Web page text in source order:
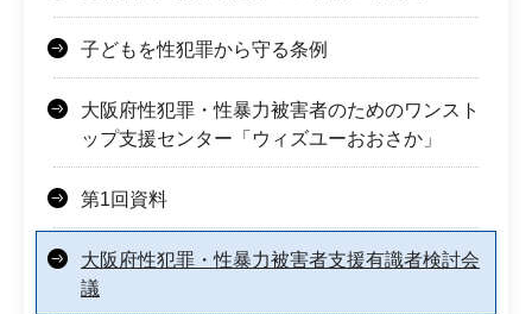
子どもを性犯罪から守る条例
大阪府性犯罪・性暴力被害者のためのワンスト
ップ支援センター「ウィズユーおおさか」
第1回資料
大阪府性犯罪・性暴力被害者支援有識者検討会
議